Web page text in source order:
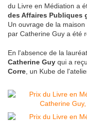
du Livre en Médiation a
des Affaires Publiques
Un ouvrage de la
par Catherine Guy a été
En l'absence de la
Catherine Guy qui a
Corre , un Kube de